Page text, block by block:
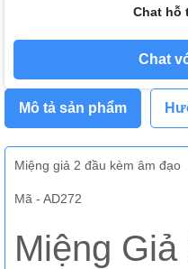
Chat hỗ
Chat
Mô tả sản phẩm
Miệng giả 2 đầu kèm âm đạo
Mã - AD272
Miệng